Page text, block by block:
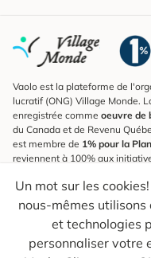
Un mot sur les
nous-mêmes
et technologies
personnaliser votre
Vaolo est la plateforme de
lucratif (ONG) Village Monde.
enregistrée comme oeuvre de
du Canada et de Revenu
est membre de 1% pour la
reviennent à 100% aux
S'inscrire à l'infolettre
Pour connaître les
astuces pour des voyages plus
Ton courriel